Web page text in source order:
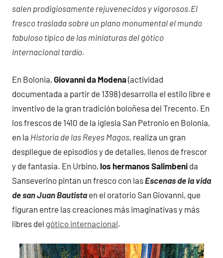
salen prodigiosamente rejuvenecidos y vigorosos.El
fresco traslada sobre un plano monumental el mundo
fabuloso típico de las miniaturas del gótico
internacional tardío.
En Bolonia, Giovanni da Modena(actividad
documentada a partir de 1398) desarrolla el estilo libre e
inventivo de la gran tradición boloñesa del Trecento. En
los frescos de 1410 de la iglesia San Petronio en Bolonia,
en la Historia de las Reyes Magos, realiza un gran
despliegue de episodios y de detalles, llenos de frescor
y de fantasía. En Urbino, los hermanos Salimbeni da
Sanseverino pintan un fresco con las Escenas de la vida
de san Juan Bautista en el oratorio San Giovanni, que
figuran entre las creaciones más imaginativas y más
libres del gótico internacional.